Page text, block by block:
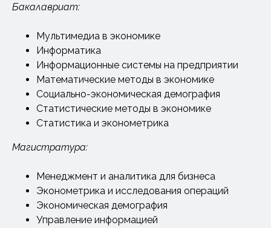
Бакалавриат:
Мультимедиа в экономике
Информатика
Информационные системы на предприятии
Математические методы в экономике
Социально-экономическая демография
Статистические методы в экономике
Статистика и эконометрика
Магистратура:
Менеджмент и аналитика для бизнеса
Эконометрика и исследования операций
Экономическая демография
Управление информацией